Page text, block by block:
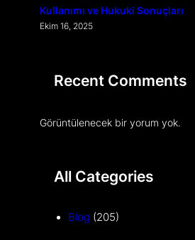
Kullanımı ve Hukuki Sonuçları
Ekim 16, 2025
Recent Comments
Görüntülenecek bir yorum yok.
All Categories
Blog (205)